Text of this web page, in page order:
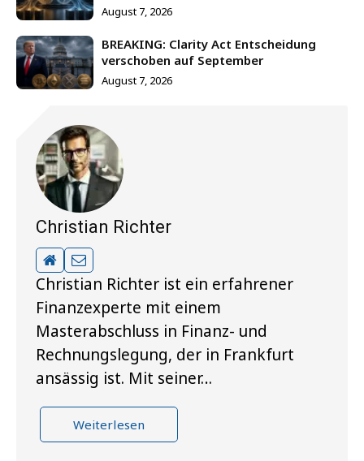
August 7, 2026
BREAKING: Clarity Act Entscheidung
verschoben auf September
August 7, 2026
Christian Richter
Christian Richter ist ein erfahrener
Finanzexperte mit einem
Masterabschluss in Finanz- und
Rechnungslegung, der in Frankfurt
ansässig ist. Mit seiner…
Weiterlesen